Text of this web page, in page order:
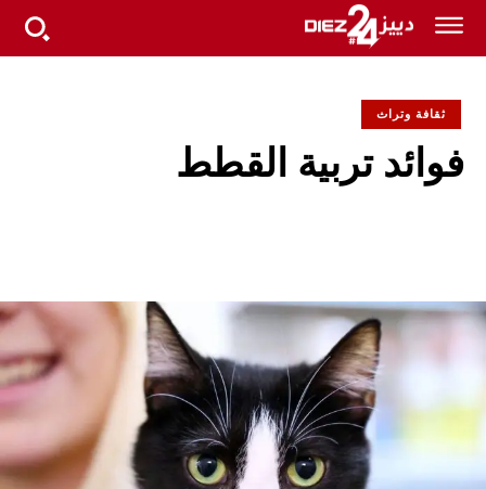
ثقافة وتراث
فوائد تربية القطط